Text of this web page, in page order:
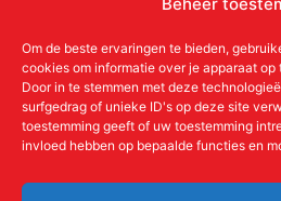
Om de beste ervaringen te bieden,
cookies om informatie over je apparaat
Door in te stemmen met deze
surfgedrag of unieke ID's op deze site
toestemming geeft of uw toestemming
invloed hebben op bepaalde functies en
KvKnr:41011712
Meer over de
Aanmelden als donateur